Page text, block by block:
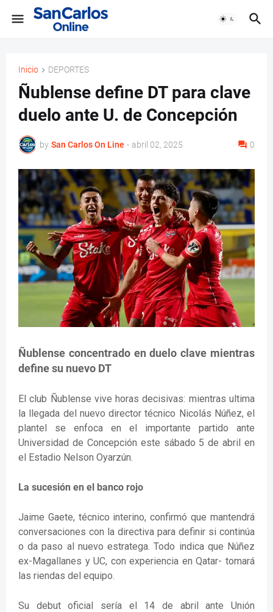
Inicio DEPORTES
Ñublense define DT para clave
duelo ante U. de Concepción
by San Carlos On Line - abril 02, 2025 0
Ñublense concentrado en duelo clave mientras
define su nuevo DT
El club Ñublense vive horas decisivas: mientras ultima
la llegada del nuevo director técnico Nicolás Núñez, el
plantel se enfoca en el importante partido ante
Universidad de Concepción este sábado 5 de abril en
el Estadio Nelson Oyarzún.
La sucesión en el banco rojo
Jaime Gaete, técnico interino, confirmó que mantendrá
conversaciones con la directiva para definir si continúa
o da paso al nuevo estratega. Todo indica que Núñez
ex-Magallanes y UC, con experiencia en Qatar- tomará
las riendas del equipo.
Su debut oficial sería el 14 de abril ante Unión